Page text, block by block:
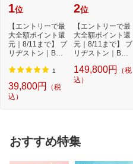
1位
【エントリーで最
大全額ポイント還
元｜8/11まで】 ブ
リヂストン｜BRI
ク...
1
39,800円
（税
込）
2位
【エントリーで最
大全額ポイント還
元｜8/11まで】 ブ
リヂストン｜BRI
ア...
149,800円
（税
込）
おすすめ特集